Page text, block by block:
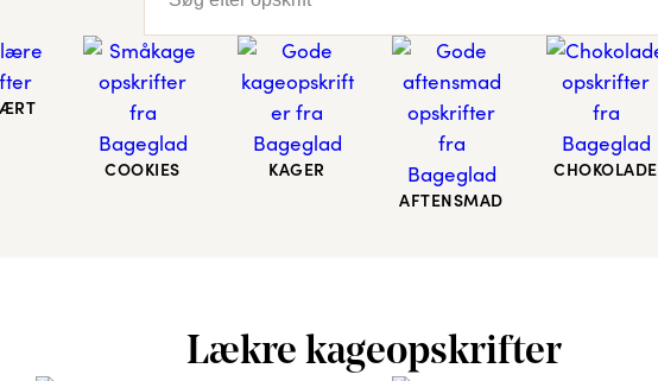
COOKIES
KAGER
AFTENSMAD
CHOKOLADE
Lækre kageopskrifter